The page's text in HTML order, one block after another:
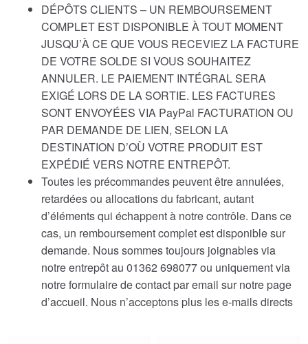
DÉPÔTS CLIENTS – UN REMBOURSEMENT
COMPLET EST DISPONIBLE À TOUT MOMENT
JUSQU’À CE QUE VOUS RECEVIEZ LA FACTURE
DE VOTRE SOLDE SI VOUS SOUHAITEZ
ANNULER. LE PAIEMENT INTÉGRAL SERA
EXIGÉ LORS DE LA SORTIE. LES FACTURES
SONT ENVOYÉES VIA PayPal FACTURATION OU
PAR DEMANDE DE LIEN, SELON LA
DESTINATION D’OÙ VOTRE PRODUIT EST
EXPÉDIÉ VERS NOTRE ENTREPÔT.
Toutes les précommandes peuvent être annulées,
retardées ou allocations du fabricant, autant
d’éléments qui échappent à notre contrôle. Dans ce
cas, un remboursement complet est disponible sur
demande. Nous sommes toujours joignables via
notre entrepôt au 01362 698077 ou uniquement via
notre formulaire de contact par email sur notre page
d’accueil. Nous n’acceptons plus les e-mails directs